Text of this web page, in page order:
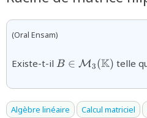
(Oral Ensam)
Existe-t-il B ∈ M3 (K) telle
Algèbre linéaire Calcul matriciel